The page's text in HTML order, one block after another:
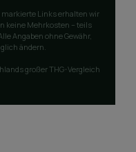
Links erhalten wir
keine Mehrkosten – teils
Angaben ohne Gewähr,
ändern.
großer THG-Vergleich